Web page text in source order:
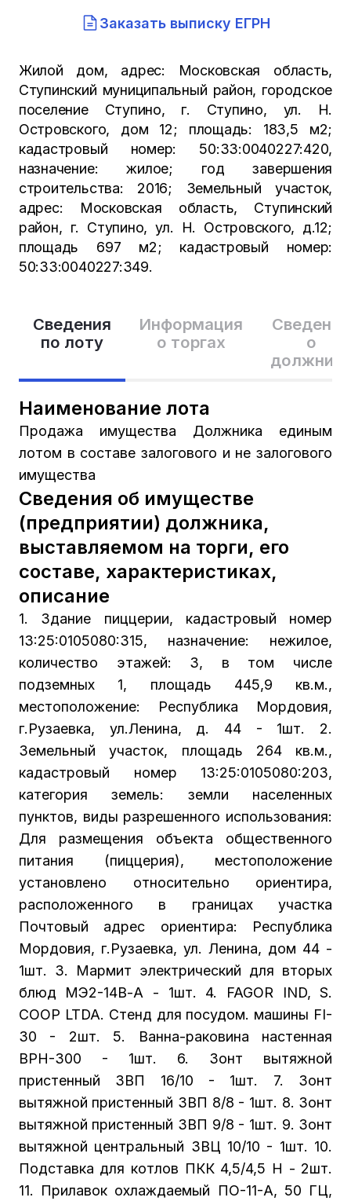
Сведения
по лоту
Информация
о торгах
Сведения
о
Наименование лота
Продажа имущества Должника единым
лотом в составе залогового и не залогового
имущества
Сведения об имуществе
(предприятии) должника,
выставляемом на торги, его
составе, характеристиках,
описание
1. Здание пиццерии, кадастровый номер
13:25:0105080:315, назначение: нежилое,
количество этажей: 3, в том числе
подземных 1, площадь 445,9 кв.м.,
местоположение: Республика Мордовия,
г.Рузаевка, ул.Ленина, д. 44 - 1шт. 2.
Земельный участок, площадь 264 кв.м.,
кадастровый номер 13:25:0105080:203,
категория земель: земли населенных
пунктов, виды разрешенного использования:
Для размещения объекта общественного
питания (пиццерия), местоположение
установлено относительно ориентира,
расположенного в границах участка
Почтовый адрес ориентира: Республика
Мордовия, г.Рузаевка, ул. Ленина, дом 44 -
1шт. 3. Мармит электрический для вторых
блюд МЭ2-14В-А - 1шт. 4. FAGOR IND, S.
COOP LTDA. Стенд для посудом. машины FI-
30 - 2шт. 5. Ванна-раковина настенная
ВРН-300 - 1шт. 6. Зонт вытяжной
пристенный ЗВП 16/10 - 1шт. 7. Зонт
вытяжной пристенный ЗВП 8/8 - 1шт. 8. Зонт
вытяжной пристенный ЗВП 9/8 - 1шт. 9. Зонт
вытяжной центральный ЗВЦ 10/10 - 1шт. 10.
Подставка для котлов ПКК 4,5/4,5 Н - 2шт.
11. Прилавок охлаждаемый ПО-11-А, 50 ГЦ,
Заказать выписку ЕГРН
Жилой дом, адрес: Московская область,
Ступинский муниципальный район, городское
поселение Ступино, г. Ступино, ул. Н.
Островского, дом 12; площадь: 183,5 м2;
кадастровый номер: 50:33:0040227:420,
назначение: жилое; год завершения
строительства: 2016; Земельный участок,
адрес: Московская область, Ступинский
район, г. Ступино, ул. Н. Островского, д.12;
площадь 697 м2; кадастровый номер:
50:33:0040227:349.